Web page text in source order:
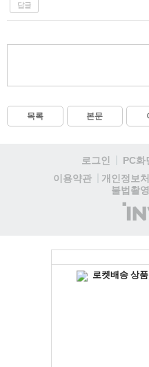
답글
목록 본문
로그인 PC화
이용약관
개인정보
불법촬